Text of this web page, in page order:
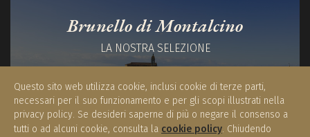
Questo sito web utilizza cookie, inclusi cookie di terze parti,
necessari per il suo funzionamento e per gli scopi illustrati nella
privacy policy. Se desideri saperne di più o negare il consenso a
tutti o ad alcuni cookie, consulta la cookie policy. Chiudendo
Brunello di Montalcino
LA NOSTRA SELEZIONE